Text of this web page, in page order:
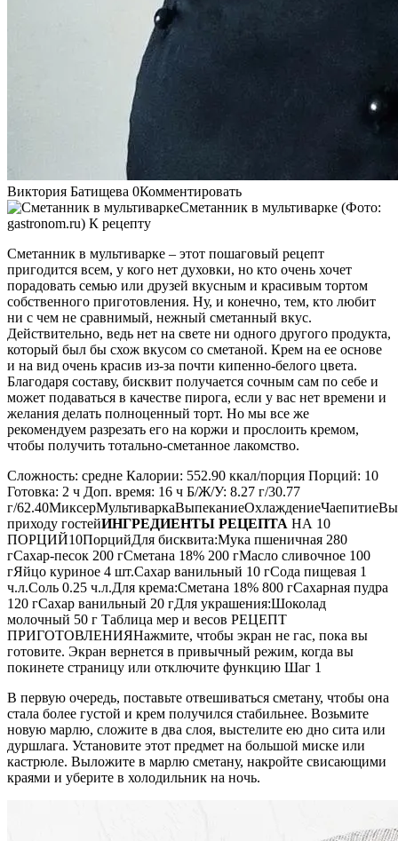
Виктория Батищева 0Комментировать
Сметанник в мультиварке (Фото:
gastronom.ru) К рецепту
Сметанник в мультиварке – этот пошаговый рецепт
пригодится всем, у кого нет духовки, но кто очень хочет
порадовать семью или друзей вкусным и красивым тортом
собственного приготовления. Ну, и конечно, тем, кто любит
ни с чем не сравнимый, нежный сметанный вкус.
Действительно, ведь нет на свете ни одного другого продукта,
который был бы схож вкусом со сметаной. Крем на ее основе
и на вид очень красив из-за почти кипенно-белого цвета.
Благодаря составу, бисквит получается сочным сам по себе и
может подаваться в качестве пирога, если у вас нет времени и
желания делать полноценный торт. Но мы все же
рекомендуем разрезать его на коржи и прослоить кремом,
чтобы получить тотально-сметанное лакомство.
Сложность: средне Калории: 552.90 ккал/порция Порций: 10
Готовка: 2 ч Доп. время: 16 ч Б/Ж/У: 8.27 г/30.77
г/
приходу гостейИНГРЕДИЕНТЫ РЕЦЕПТА НА 10
ПОРЦИЙ10ПорцийДля бисквита:Мука пшеничная 280
гСахар-песок 200 гСметана 18% 200 гМасло сливочное 100
гЯйцо куриное 4 шт.Сахар ванильный 10 гСода пищевая 1
ч.л.Соль 0.25 ч.л.Для крема:Сметана 18% 800 гСахарная пудра
120 гСахар ванильный 20 гДля украшения:Шоколад
молочный 50 г Таблица мер и весов РЕЦЕПТ
ПРИГОТОВЛЕНИЯНажмите, чтобы экран не гас, пока вы
готовите. Экран вернется в привычный режим, когда вы
покинете страницу или отключите функцию Шаг 1
В первую очередь, поставьте отвешиваться сметану, чтобы она
стала более густой и крем получился стабильнее. Возьмите
новую марлю, сложите в два слоя, выстелите ею дно сита или
дуршлага. Установите этот предмет на большой миске или
кастрюле. Выложите в марлю сметану, накройте свисающими
краями и уберите в холодильник на ночь.